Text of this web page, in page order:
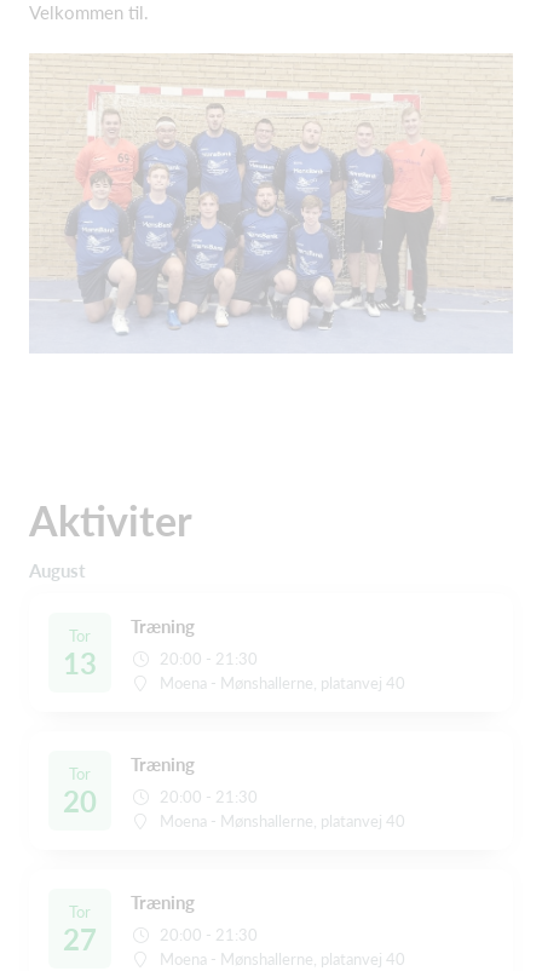
Velkommen til.
Aktiviter
August
Tor
13
Træning
20:00 - 21:30
Moena - Mønshallerne, platanvej 40
Tor
20
Træning
20:00 - 21:30
Moena - Mønshallerne, platanvej 40
Tor
27
Træning
20:00 - 21:30
Moena - Mønshallerne, platanvej 40